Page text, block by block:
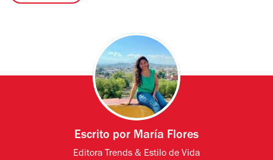
Escrito por María Flores
Editora Trends & Estilo de Vida